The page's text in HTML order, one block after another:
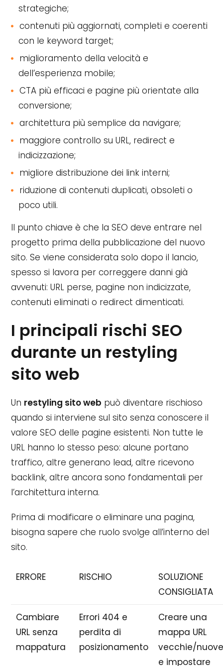
strategiche;
contenuti più aggiornati, completi e coerenti
con le keyword target;
miglioramento della velocità e
dell’esperienza mobile;
CTA più efficaci e pagine più orientate alla
conversione;
architettura più semplice da navigare;
maggiore controllo su URL, redirect e
indicizzazione;
migliore distribuzione dei link interni;
riduzione di contenuti duplicati, obsoleti o
poco utili.
Il punto chiave è che la SEO deve entrare nel
progetto prima della pubblicazione del nuovo
sito. Se viene considerata solo dopo il lancio,
spesso si lavora per correggere danni già
avvenuti: URL perse, pagine non indicizzate,
contenuti eliminati o redirect dimenticati.
I principali rischi SEO
durante un restyling
sito web
Un restyling sito web può diventare rischioso
quando si interviene sul sito senza conoscere il
valore SEO delle pagine esistenti. Non tutte le
URL hanno lo stesso peso: alcune portano
traffico, altre generano lead, altre ricevono
backlink, altre ancora sono fondamentali per
l’architettura interna.
Prima di modificare o eliminare una pagina,
bisogna sapere che ruolo svolge all’interno del
sito.
ERRORE RISCHIO
SOLUZIONE
CONSIGLIATA
Cambiare
URL senza
mappatura
Errori 404 e
perdita di
posizionamento
Creare una
mappa URL
vecchie/
e impostare